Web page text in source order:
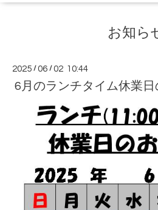
お知ら
2025 /06 /02 10:44
6月のランチタイム休業日